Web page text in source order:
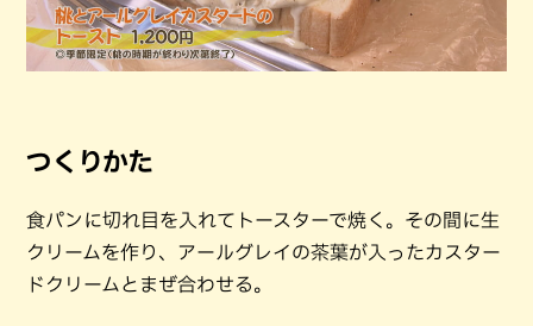
つくりかた
食パンに切れ目を入れてトースターで焼く。その間に生
クリームを作り、アールグレイの茶葉が入ったカスター
ドクリームとまぜ合わせる。